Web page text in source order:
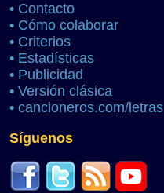
• Contacto
• Cómo colaborar
• Criterios
• Estadísticas
• Publicidad
• Versión clásica
• cancioneros.com/letras
Síguenos